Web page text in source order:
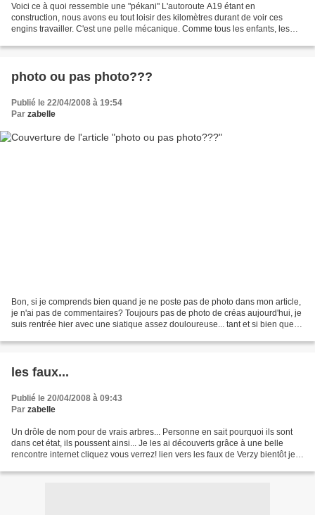
Voici ce à quoi ressemble une "pékani" L'autoroute A19 étant en
construction, nous avons eu tout loisir des kilomètres durant de voir ces
engins travailler. C'est une pelle mécanique. Comme tous les enfants, les
photo ou pas photo???
Publié le 22/04/2008 à 19:54
Par zabelle
Bon, si je comprends bien quand je ne poste pas de photo dans mon article,
je n'ai pas de commentaires? Toujours pas de photo de créas aujourd'hui, je
suis rentrée hier avec une siatique assez douloureuse... tant et si bien que je
les faux...
Publié le 20/04/2008 à 09:43
Par zabelle
Un drôle de nom pour de vrais arbres... Personne en sait pourquoi ils sont
dans cet état, ils poussent ainsi... Je les ai découverts grâce à une belle
rencontre internet cliquez vous verrez! lien vers les faux de Verzy bientôt je